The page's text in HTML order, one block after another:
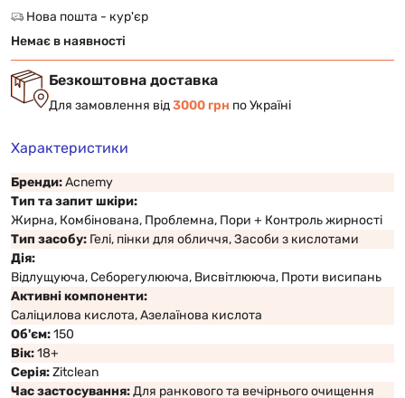
Нова пошта - кур'єр
Немає в наявності
Безкоштовна доставка
Для замовлення від3000 грн по Україні
Характеристики
Бренди:Acnemy
Тип та запит шкіри:
Жирна, Комбінована, Проблемна, Пори + Контроль жирності
Тип засобу: Гелі, пінки для обличчя, Засоби з кислотами
Дія:
Відлущуюча, Себорегулююча, Висвітлююча, Проти висипань
Активні компоненти:
Саліцилова кислота, Азелаїнова кислота
Об'єм:150
Вік:18+
Серія:Zitclean
Час застосування:Для ранкового та вечірнього очищення